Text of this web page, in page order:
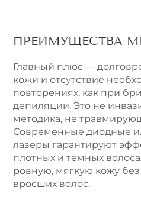
ПРЕИМУЩЕСТВА
Главный плюс —
кожи и отсутствие
повторениях, как при
депиляции. Это не
методика, не
Современные диодные
лазеры гарантируют
плотных и темных
ровную, мягкую кожу
вросших волос.